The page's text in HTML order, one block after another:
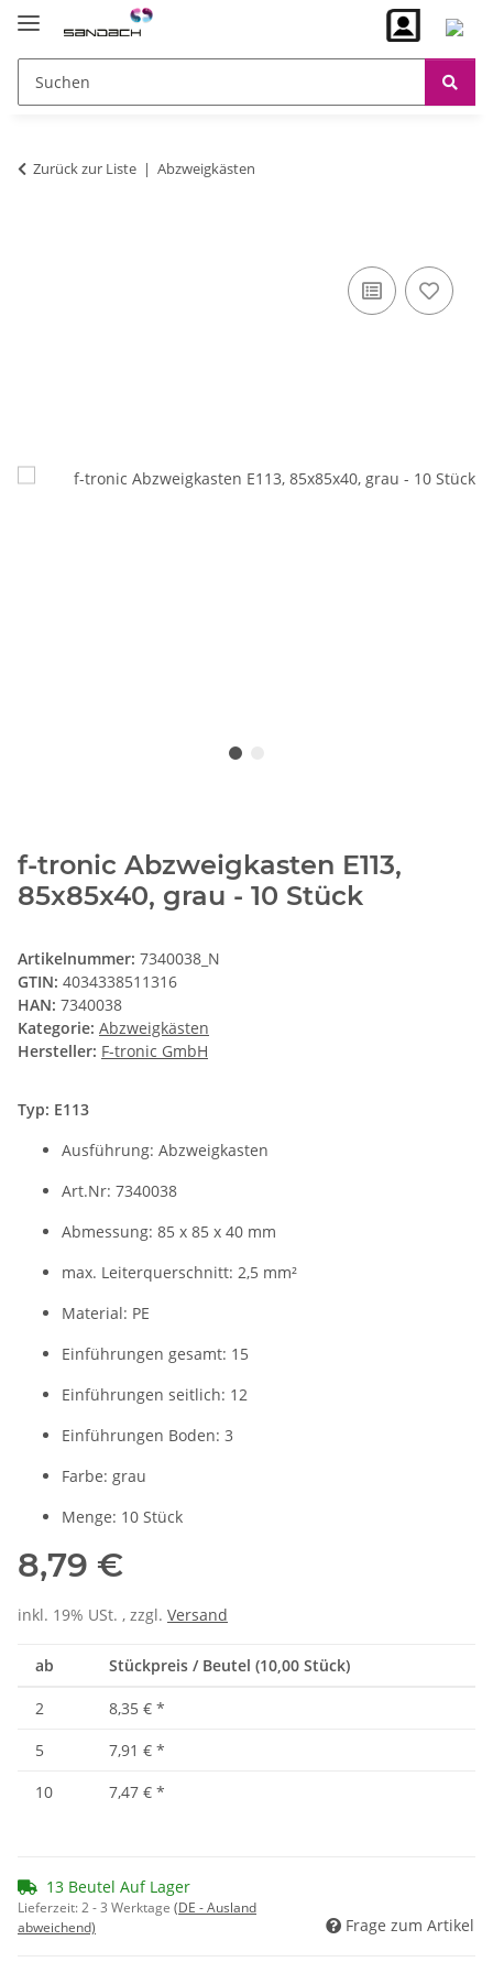
Zurück zur Liste Abzweigkästen
f-tronic Abzweigkasten E113,
85x85x40, grau - 10 Stück
Artikelnummer: 7340038_N
GTIN: 4034338511316
HAN: 7340038
Kategorie: Abzweigkästen
Hersteller: F-tronic GmbH
Typ: E113
Ausführung: Abzweigkasten
Art.Nr: 7340038
Abmessung: 85 x 85 x 40 mm
max. Leiterquerschnitt: 2,5 mm²
Material: PE
Einführungen gesamt: 15
Einführungen seitlich: 12
Einführungen Boden: 3
Farbe: grau
Menge: 10 Stück
8,79 €
inkl. 19% USt. , zzgl. Versand
ab Stückpreis / Beutel (10,00 Stück)
2 8,35 € *
5
7,91 € *
10
7,47 € *
13 Beutel Auf Lager
Lieferzeit:2 - 3 Werktage (DE - Ausland
abweichend)
Frage zum Artikel